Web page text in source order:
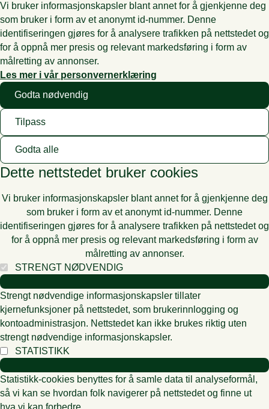
Vi bruker informasjonskapsler blant annet for å gjenkjenne deg
som bruker i form av et anonymt id-nummer. Denne
identifiseringen gjøres for å analysere trafikken på nettstedet og
for å oppnå mer presis og relevant markedsføring i form av
målretting av annonser.
Les mer i vår personvernerklæring
Godta nødvendig
Tilpass
Godta alle
Dette nettstedet bruker cookies
Vi bruker informasjonskapsler blant annet for å gjenkjenne deg
som bruker i form av et anonymt id-nummer. Denne
identifiseringen gjøres for å analysere trafikken på nettstedet og
for å oppnå mer presis og relevant markedsføring i form av
målretting av annonser.
STRENGT NØDVENDIG
Strengt nødvendige informasjonskapsler tillater
kjernefunksjoner på nettstedet, som brukerinnlogging og
kontoadministrasjon. Nettstedet kan ikke brukes riktig uten
strengt nødvendige informasjonskapsler.
STATISTIKK
Statistikk-cookies benyttes for å samle data til analyseformål,
så vi kan se hvordan folk navigerer på nettstedet og finne ut